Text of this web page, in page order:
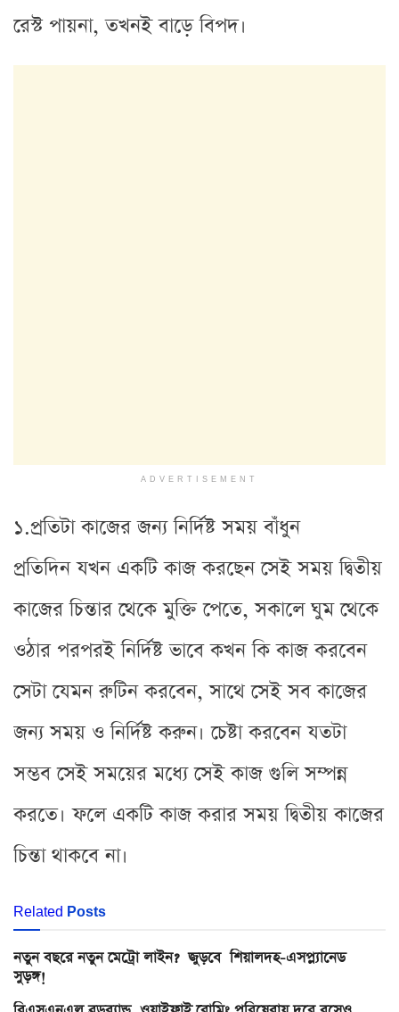
রেস্ট পায়না, তখনই বাড়ে বিপদ।
ADVERTISEMENT
১.প্রতিটা কাজের জন্য নির্দিষ্ট সময় বাঁধুন
প্রতিদিন যখন একটি কাজ করছেন সেই সময় দ্বিতীয়
কাজের চিন্তার থেকে মুক্তি পেতে, সকালে ঘুম থেকে
ওঠার পরপরই নির্দিষ্ট ভাবে কখন কি কাজ করবেন
সেটা যেমন রুটিন করবেন, সাথে সেই সব কাজের
জন্য সময় ও নির্দিষ্ট করুন। চেষ্টা করবেন যতটা
সম্ভব সেই সময়ের মধ্যে সেই কাজ গুলি সম্পন্ন
করতে। ফলে একটি কাজ করার সময় দ্বিতীয় কাজের
চিন্তা থাকবে না।
Related Posts
নতুন বছরে নতুন মেট্রো লাইন? জুড়বে শিয়ালদহ-এসপ্ল্যানেড
সুড়ঙ্গ!